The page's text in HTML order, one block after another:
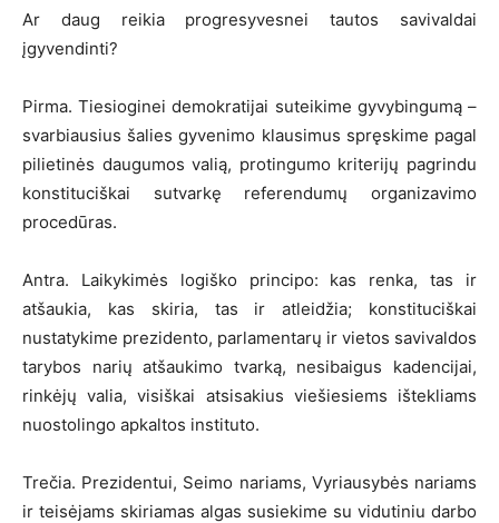
Ar daug reikia progresyvesnei tautos savivaldai
įgyvendinti?
Pirma. Tiesioginei demokratijai suteikime gyvybingumą –
svarbiausius šalies gyvenimo klausimus spręskime pagal
pilietinės daugumos valią, protingumo kriterijų pagrindu
konstituciškai sutvarkę referendumų organizavimo
procedūras.
Antra. Laikykimės logiško principo: kas renka, tas ir
atšaukia, kas skiria, tas ir atleidžia; konstituciškai
nustatykime prezidento, parlamentarų ir vietos savivaldos
tarybos narių atšaukimo tvarką, nesibaigus kadencijai,
rinkėjų valia, visiškai atsisakius viešiesiems ištekliams
nuostolingo apkaltos instituto.
Trečia. Prezidentui, Seimo nariams, Vyriausybės nariams
ir teisėjams skiriamas algas susiekime su vidutiniu darbo